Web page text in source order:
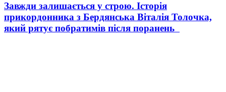
Завжди залишається у строю. Історія
прикордонника з Бердянська Віталія Толочка,
який рятує побратимів після поранень